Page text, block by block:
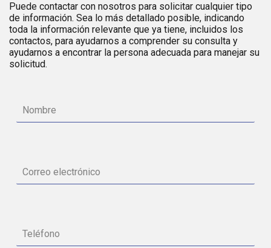
Puede contactar con nosotros para solicitar cualquier tipo
de información. Sea lo más detallado posible, indicando
toda la información relevante que ya tiene, incluidos los
contactos, para ayudarnos a comprender su consulta y
ayudarnos a encontrar la persona adecuada para manejar su
solicitud.